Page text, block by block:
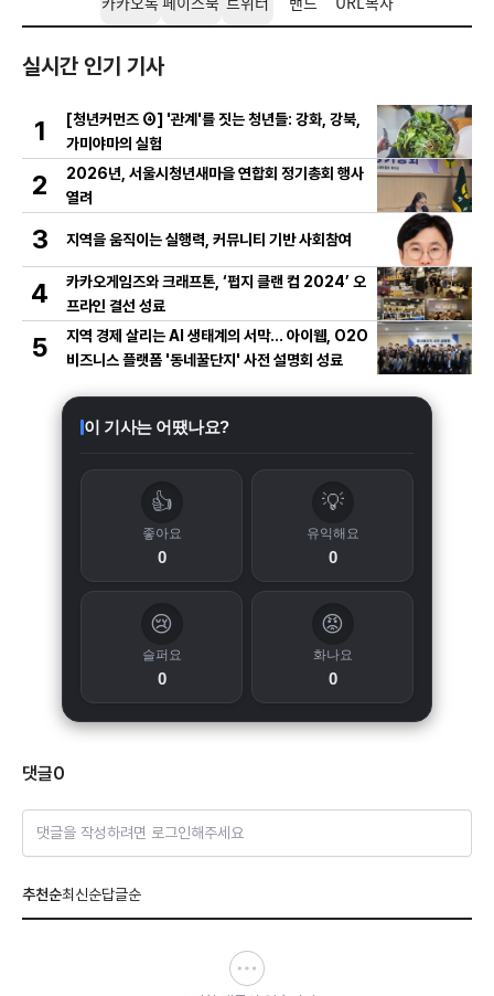
실시간 인기 기사
1
[청년커먼즈 ④] '관계'를 짓는 청년들: 강화, 강북,
가미야마의 실험
2
2026년, 서울시청년새마을 연합회 정기총회 행사
열려
3 지역을 움직이는 실행력, 커뮤니티 기반 사회참여
4
카카오게임즈와 크래프톤, ‘펍지 클랜 컵 2024’ 오
프라인 결선 성료
5
지역 경제 살리는 AI 생태계의 서막... 아이웹, O2O
비즈니스 플랫폼 '동네꿀단지' 사전 설명회 성료
이 기사는 어땠나요?
👍
좋아요
0
💡
유익해요
0
😢
슬퍼요
0
😡
화나요
0
댓글0
댓글을 작성하려면 로그인해주세요
추천순최신순답글순